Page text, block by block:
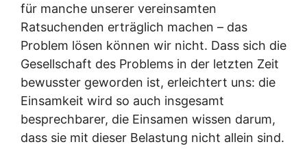
für manche unserer vereinsamten
Ratsuchenden erträglich machen – das
Problem lösen können wir nicht. Dass sich die
Gesellschaft des Problems in der letzten Zeit
bewusster geworden ist, erleichtert uns: die
Einsamkeit wird so auch insgesamt
besprechbarer, die Einsamen wissen darum,
dass sie mit dieser Belastung nicht allein sind.